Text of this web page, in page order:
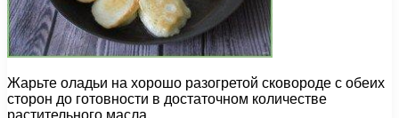
Жарьте оладьи на хорошо разогретой сковороде с обеих
сторон до готовности в достаточном количестве